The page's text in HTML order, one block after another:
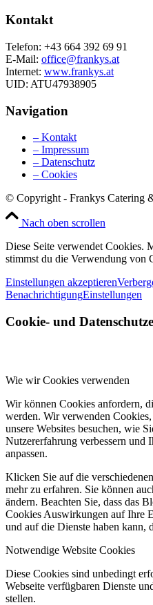
Kontakt
Telefon: +43 664 392 69 91
E-Mail: office@frankys.at
Internet: www.frankys.at
UID: ATU47938905
Navigation
– Kontakt
– Impressum
– Datenschutz
– Cookies
© Copyright - Frankys Catering
Nach oben scrollen
Diese Seite verwendet Cookies.
stimmst du die Verwendung von
Einstellungen akzeptieren
BenachrichtigungEinstellungen
Cookie- und
Wie wir Cookies verwenden
Wir können Cookies anfordern,
werden. Wir verwenden
unsere Websites besuchen, wie
Nutzererfahrung verbessern und
anpassen.
Klicken Sie auf die
mehr zu erfahren. Sie können
ändern. Beachten Sie, dass das
Cookies Auswirkungen auf Ihre
und auf die Dienste haben kann,
Notwendige Website Cookies
Diese Cookies sind unbedingt
Webseite verfügbaren Dienste
stellen.